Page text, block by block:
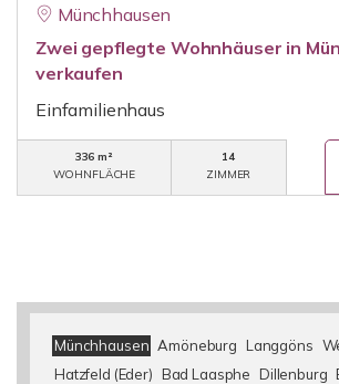
Münchhausen
Zwei gepflegte Wohnhäuser in
verkaufen
Einfamilienhaus
336 m²
WOHNFLÄCHE
14
ZIMMER
Münchhausen Amöneburg Langgöns
Hatzfeld (Eder) Bad Laasphe Dillenburg